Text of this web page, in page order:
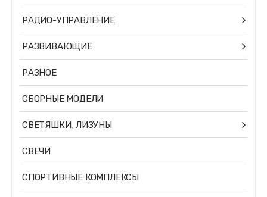
РАДИО-УПРАВЛЕНИЕ
РАЗВИВАЮЩИЕ
РАЗНОЕ
СБОРНЫЕ МОДЕЛИ
СВЕТЯШКИ, ЛИЗУНЫ
СВЕЧИ
СПОРТИВНЫЕ КОМПЛЕКСЫ